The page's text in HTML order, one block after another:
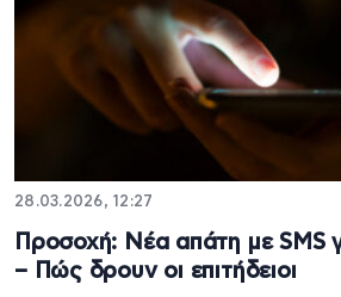
28.03.2026, 12:27
Προσοχή: Νέα απάτη με SMS
– Πώς δρουν οι επιτήδειοι